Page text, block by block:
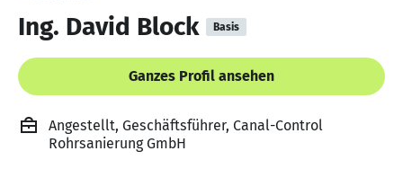
Ing. David Block Basis
Ganzes Profil ansehen
Angestellt, Geschäftsführer, Canal-Control
Rohrsanierung GmbH